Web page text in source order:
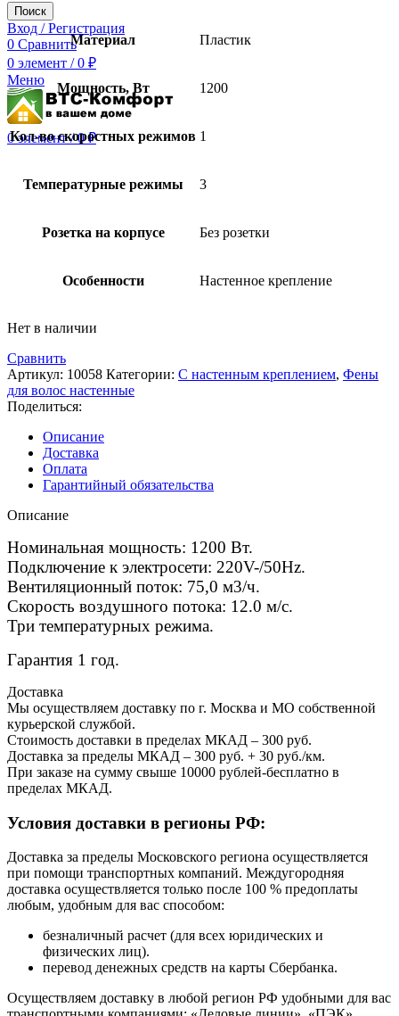
Поиск
Вход / Регистрация
0 Сравнить
0 элемент / 0 ₽
Меню
0элемент / 0₽
Материал Пластик
Мощность, Вт 1200
Кол-во скоростных режимов 1
Температурные режимы 3
Розетка на корпусе Без розетки
Особенности Настенное крепление
Нет в наличии
Сравнить
Артикул: 10058 Категории: С настенным креплением, Фены
для волос настенные
Поделиться:
Описание
Доставка
Оплата
Гарантийный обязательства
Описание
Номинальная мощность: 1200 Вт.
Подключение к электросети: 220V-/50Hz.
Вентиляционный поток: 75,0 м3/ч.
Скорость воздушного потока: 12.0 м/с.
Три температурных режима.
Гарантия 1 год.
Доставка
Мы осуществляем доставку по г. Москва и МО собственной
курьерской службой.
Стоимость доставки в пределах МКАД – 300 руб.
Доставка за пределы МКАД – 300 руб. + 30 руб./км.
При заказе на сумму свыше 10000 рублей-бесплатно в
пределах МКАД.
Условия доставки в регионы РФ:
Доставка за пределы Московского региона осуществляется
при помощи транспортных компаний. Междугородняя
доставка осуществляется только после 100 % предоплаты
любым, удобным для вас способом:
безналичный расчет (для всех юридических и
физических лиц).
перевод денежных средств на карты Сбербанка.
Осуществляем доставку в любой регион РФ удобными для вас